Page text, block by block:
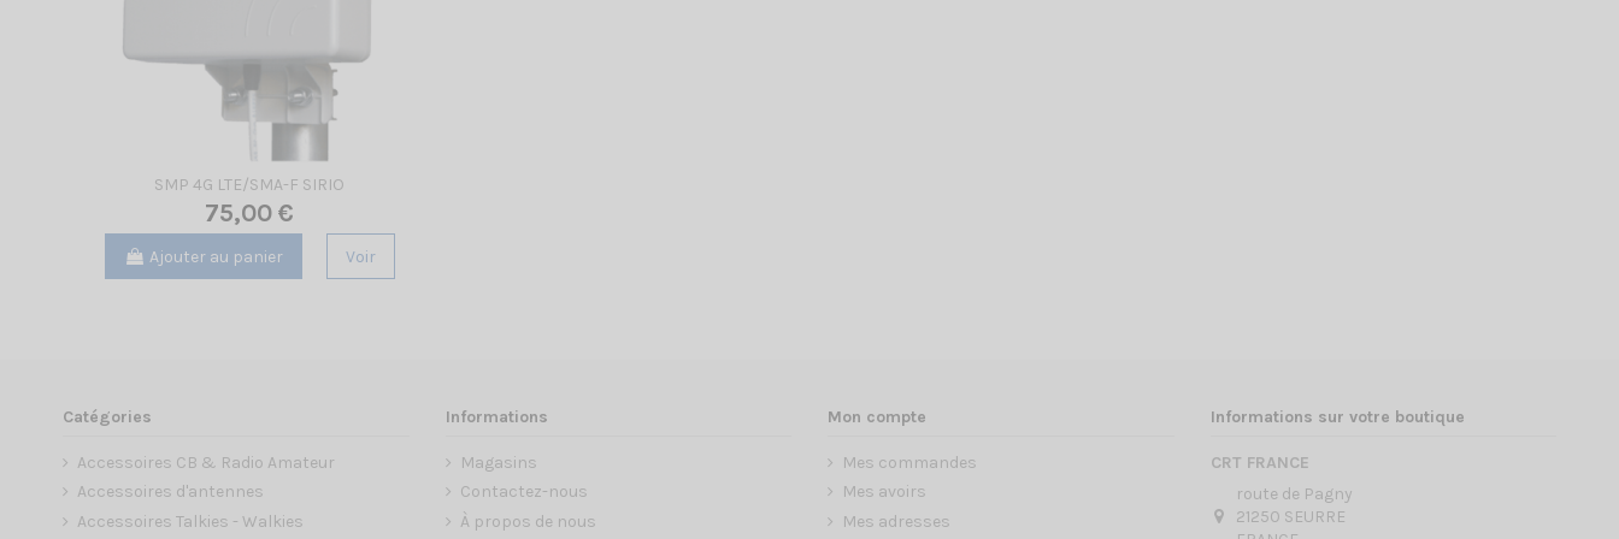
SMP 4G LTE/SMA-F SIRIO
75,00 €
Ajouter au panier Voir
Catégories
Accessoires CB & Radio Amateur
Accessoires d'antennes
Accessoires Talkies - Walkies
Informations
Magasins
Contactez-nous
À propos de nous
Mon compte
Mes commandes
Mes avoirs
Mes adresses
Informations sur votre boutique
CRT FRANCE
route de Pagny
21250 SEURRE